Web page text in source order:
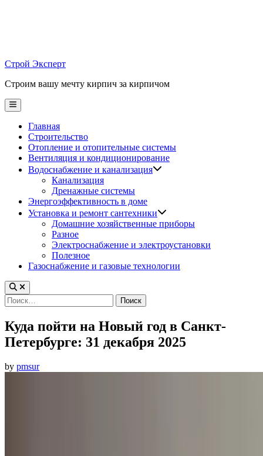
Строй Эксперт
Строим вашу мечту кирпич за кирпичом
Main
Menu
Главная
Строительство
Отопление и отопительные системы
Вентиляция и кондиционирование
Водоснабжение и канализация
Канализация
Дренажные системы
Энергоэффективность в доме
Установка и ремонт сантехники
Домашние хозяйственные приборы
Разное
Электроснабжение и электроустановки
Полезное
Газоснабжение и газовые технологии
Найти:
Куда пойти на Новый год в Санкт-
Петербурге: 31 декабря 2025
by pmsur